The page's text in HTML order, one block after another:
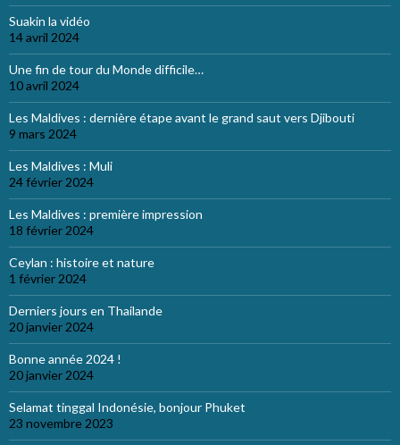
Suakin la vidéo
14 avril 2024
Une fin de tour du Monde difficile…
10 avril 2024
Les Maldives : dernière étape avant le grand saut vers Djibouti
9 mars 2024
Les Maldives : Muli
24 février 2024
Les Maldives : première impression
18 février 2024
Ceylan : histoire et nature
1 février 2024
Derniers jours en Thailande
20 janvier 2024
Bonne année 2024 !
20 janvier 2024
Selamat tinggal Indonésie, bonjour Phuket
23 novembre 2023